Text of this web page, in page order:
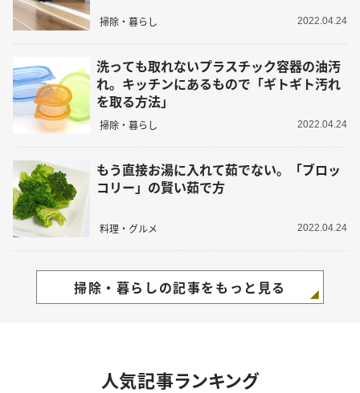
掃除・暮らし 2022.04.24
洗っても取れないプラスチック容器の油汚
れ。キッチンにあるもので「ギトギト汚れ
を取る方法」
掃除・暮らし 2022.04.24
もう直接お湯に入れて茹でない。「ブロッ
コリー」の賢い茹で方
料理・グルメ 2022.04.24
掃除・暮らしの記事をもっと見る
人気記事ランキング